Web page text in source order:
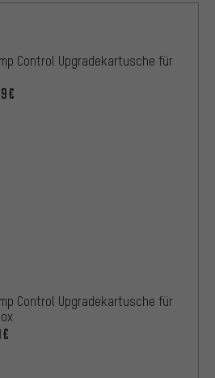
Control Upgradekartusche für
Control Upgradekartusche für